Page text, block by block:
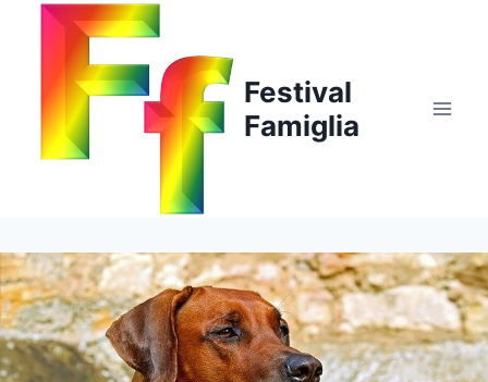
Salta
contenuto
Festival
Famiglia